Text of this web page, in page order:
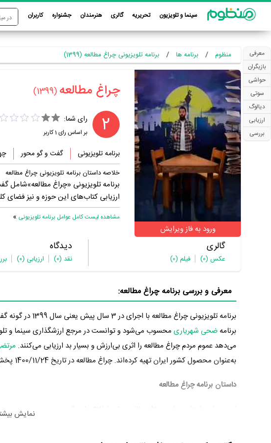
سینما و تلویزیون تحریریه گالری هنرمندان جشنواره کاربران
معرفی
بازیگران
حواشی
سوتی
دیالوگ
ارزیابی
بررسی
منظوم برنامه ها برنامه تلویزیونی چراغ مطالعه (1399)
ورود به فاز ویرایش
‏چراغ مطالعه‏ (1399)
2 رای شما:
بر اساس رای 1کاربر
برنامه تلویزیونی گفت و گو محور
خلاصه داستان برنامه تلویزیونی چراغ مطالعه
برنامه تلویزیونی «چراغ
ارزیابی کتاب‌های این حوزه و نیز فضای
مشاهده لیست کامل عوامل برنامه تلویزیونی »
گالری
عکس (0) فیلم (0)
دیدگاه
نقد (0) ارزیابی (0)
معرفی و بررسی برنامه چراغ مطالعه:
برنامه
برنامهضحی شهریاری محسوب می‌شود و توانست در مرجع ارزشگذاری سینما و
می‌دهد عموم مردم چراغ مطالعه را اثری بی‌ارزش و بسیار بد ارزیابی می‌کنند.
به‌عنوان محصول کشور ایران تهیه کرده‌اند. چراغ مطالعه در تاریخ 1400/11/24 پخش خود را آغاز کرد.
داستان برنامه چراغ مطالعه
نمایش